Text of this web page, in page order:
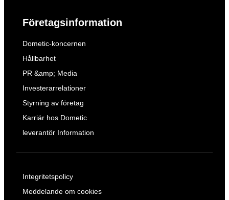
Företagsinformation
Dometic-koncernen
Hållbarhet
PR &amp; Media
Investerarrelationer
Styrning av företag
Karriär hos Dometic
leverantör Information
Integritetspolicy
Meddelande om cookies